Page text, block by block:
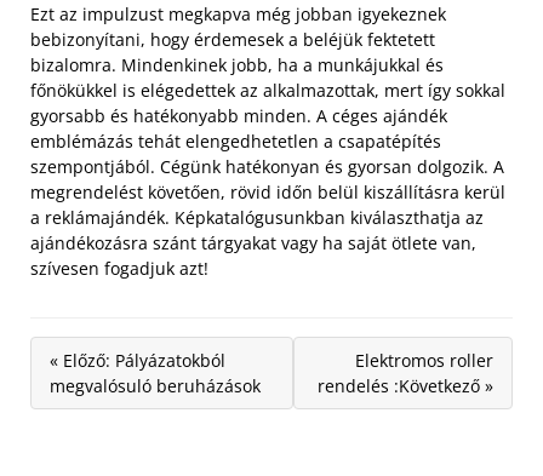
Ezt az impulzust megkapva még jobban igyekeznek
bebizonyítani, hogy érdemesek a beléjük fektetett
bizalomra. Mindenkinek jobb, ha a munkájukkal és
főnökükkel is elégedettek az alkalmazottak, mert így sokkal
gyorsabb és hatékonyabb minden. A céges ajándék
emblémázás tehát elengedhetetlen a csapatépítés
szempontjából. Cégünk hatékonyan és gyorsan dolgozik. A
megrendelést követően, rövid időn belül kiszállításra kerül
a reklámajándék. Képkatalógusunkban kiválaszthatja az
ajándékozásra szánt tárgyakat vagy ha saját ötlete van,
szívesen fogadjuk azt!
« Előző: Pályázatokból
megvalósuló beruházások
Elektromos roller
rendelés :Következő »